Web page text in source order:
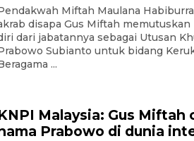
Miftah Maulana
disapa Gus Miftah
dari jabatannya sebagai Utusan
Subianto untuk bidang
...
Malaysia: Gus Miftah
Prabowo di dunia